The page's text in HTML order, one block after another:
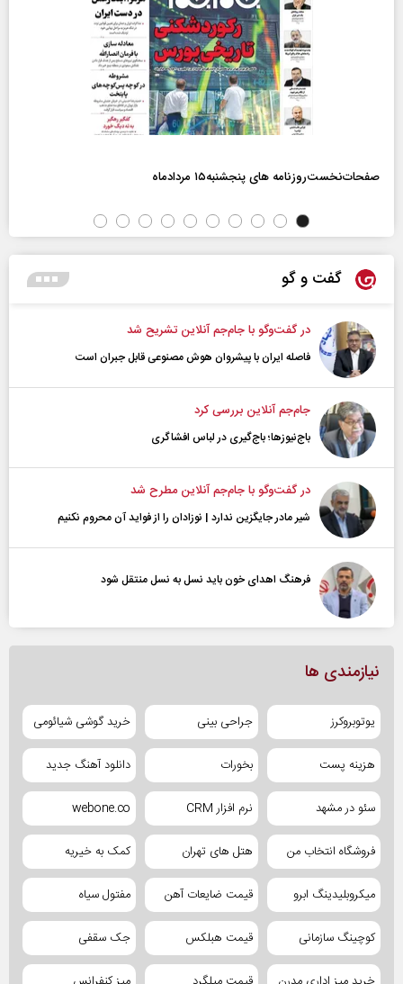
صفحات‌نخست‌روزنامه ها‌ی پنجشنبه‌۱۵ مردادماه
گفت و گو
در گفت‌و‌گو با جام‌جم آنلاین تشریح شد
فاصله ایران با پیشرو‌ان هوش مصنوعی قابل جبران است
جام‌جم آنلاین بررسی کرد
باج‌نیوزها؛ باج‌گیری در لباس افشاگری
در گفت‌و‌گو با جام‌جم آنلاین مطرح شد
شیر مادر جایگزین ندارد | نوزادان را از فواید آن محروم نکنیم
فرهنگ اهدای خون باید نسل به نسل منتقل شود
نیازمندی ها
یوتوبروکرز جراحی بینی خرید گوشی شیائومی
هزینه پست بخورات دانلود آهنگ جدید
سئو در مشهد نرم افزار CRM webone.co
فروشگاه انتخاب من هتل های تهران کمک به خیریه
میکروبلیدینگ ابرو قیمت ضایعات آهن مفتول سیاه
کوچینگ سازمانی قیمت هبلکس جک سقفی